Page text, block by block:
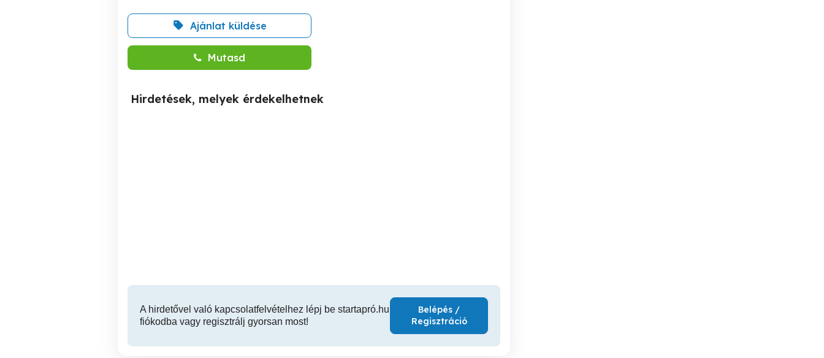
Ajánlat küldése
Mutasd
Hirdetések, melyek érdekelhetnek
A hirdetővel való kapcsolatfelvételhez lépj be startapró.hu
fiókodba vagy regisztrálj gyorsan most!
Belépés /
Regisztráció